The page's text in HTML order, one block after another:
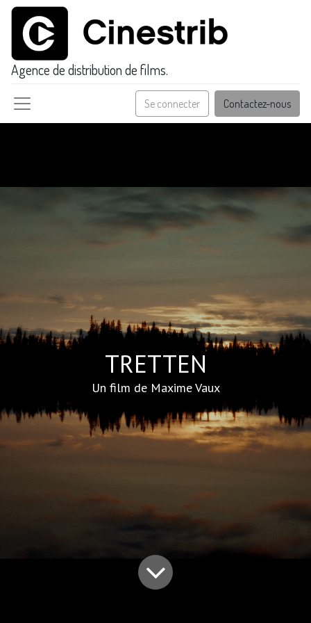
Agence de distribution de films.
Se connecter Contactez-nous
TRETTEN
Un film de Maxime Vaux